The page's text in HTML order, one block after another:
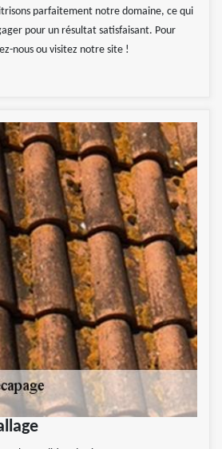
parfaitement notre domaine, ce qui
pour un résultat satisfaisant. Pour
nous ou visitez notre site !